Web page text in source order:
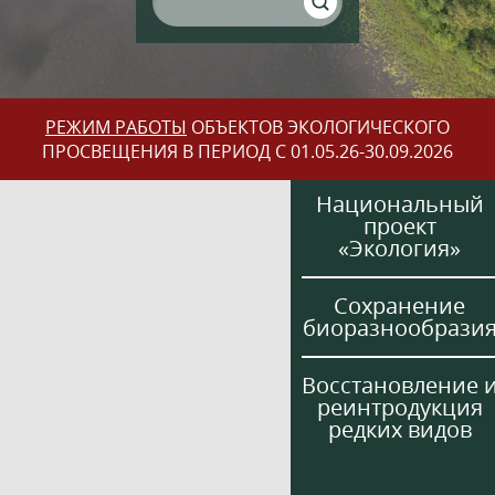
РЕЖИМ РАБОТЫ ОБЪЕКТОВ ЭКОЛОГИЧЕСКОГО
ПРОСВЕЩЕНИЯ В ПЕРИОД С 01.05.26-30.09.2026
Национальный
проект
«Экология»
Сохранение
Восстановление
реинтродукция
редких видов